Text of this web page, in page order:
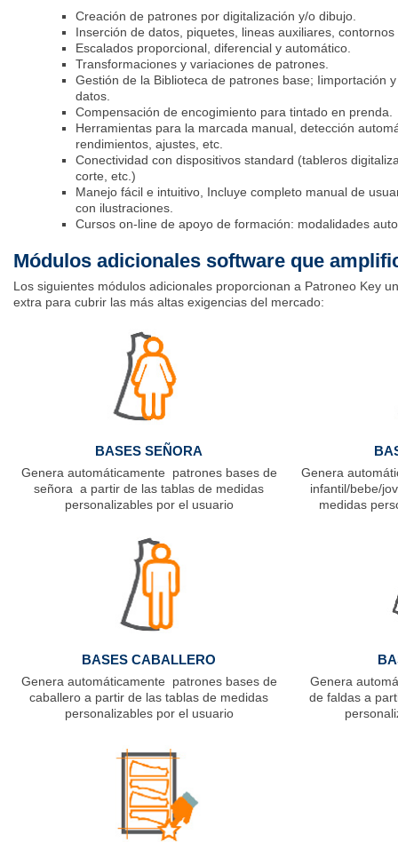
Creación de patrones por digitalización y/o dibujo.
Inserción de datos, piquetes, lineas auxiliares,
Escalados proporcional, diferencial y automático.
Transformaciones y variaciones de patrones.
Gestión de la Biblioteca de patrones base; Iimportación
datos.
Compensación de encogimiento para tintado en prenda.
Herramientas para la marcada manual, detección
rendimientos, ajustes, etc.
Conectividad con dispositivos standard (tableros
corte, etc.)
Manejo fácil e intuitivo, Incluye completo manual de
con ilustraciones.
Cursos on-line de apoyo de formación: modalidades
Módulos adicionales software que
Los siguientes módulos adicionales proporcionan a Patroneo Key
extra para cubrir las más altas exigencias del mercado:
BASES SEÑORA
Genera automáticamente patrones bases de
señora a partir de las tablas de medidas
personalizables por el usuario
Genera
infantil/bebe/
medidas
BASES CABALLERO
Genera automáticamente patrones bases de
caballero a partir de las tablas de medidas
personalizables por el usuario
Genera
de faldas a